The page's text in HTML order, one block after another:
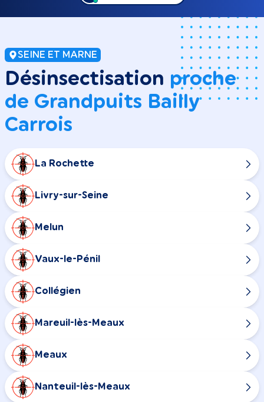
SEINE ET MARNE
Désinsectisation proche
de Grandpuits Bailly
Carrois
La Rochette
Livry-sur-Seine
Melun
Vaux-le-Pénil
Collégien
Mareuil-lès-Meaux
Meaux
Nanteuil-lès-Meaux